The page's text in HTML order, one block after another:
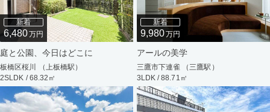
新着
6,480万円
庭と公園、今日はどこに
板橋区桜川 （上板橋駅）
2SLDK / 68.32㎡
新着
9,980万円
アールの美学
三鷹市下連雀 （三鷹駅）
3LDK / 88.71㎡